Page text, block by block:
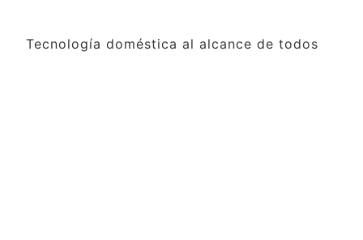
Tecnología doméstica al alcance de todos